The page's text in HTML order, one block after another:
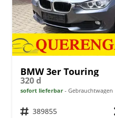
BMW 3er Touring
320 d
sofort lieferbar Gebrauchtwagen
Fahrzeugnr. 389855